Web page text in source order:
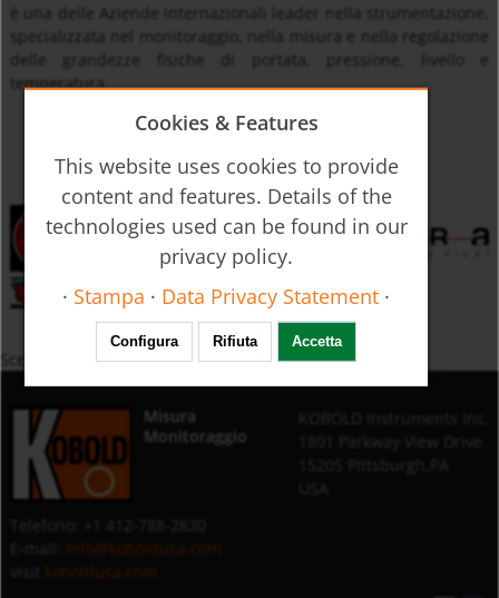
è una delle Aziende internazionali leader nella strumentazione,
specializzata nel monitoraggio, nella misura e nella regolazione
delle grandezze fisiche di portata, pressione, livello e
temperatura.
Scelta Prodotti per Descrizione
Misura
Monitoraggio
info@koboldusa.com
koboldusa.com
Cookies & Features
This website uses cookies to provide
content and features. Details of the
technologies used can be found in our
privacy policy.
· Stampa · Data Privacy Statement ·
Configura Rifiuta Accetta